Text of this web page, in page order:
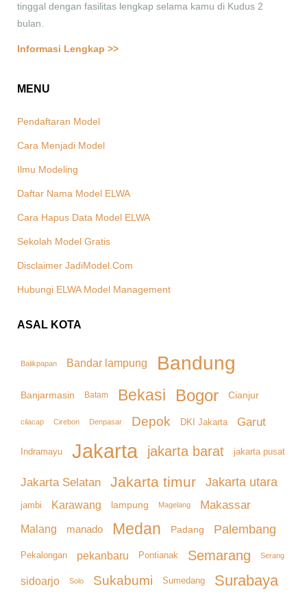
tinggal dengan fasilitas lengkap selama kamu di Kudus 2
bulan.
Informasi Lengkap >>
MENU
Pendaftaran Model
Cara Menjadi Model
Ilmu Modeling
Daftar Nama Model ELWA
Cara Hapus Data Model ELWA
Sekolah Model Gratis
Disclaimer JadiModel.Com
Hubungi ELWA Model Management
ASAL KOTA
Balikpapan Bandar lampung Bandung
Banjarmasin Batam Bekasi Bogor Cianjur
cilacap Cirebon Denpasar Depok DKI Jakarta Garut
Indramayu Jakarta jakarta barat jakarta pusat
Jakarta Selatan Jakarta timur Jakarta utara
jambi Karawang lampung Magelang Makassar
Malang manado Medan Padang Palembang
Pekalongan pekanbaru Pontianak Semarang Serang
sidoarjo Solo Sukabumi Sumedang Surabaya